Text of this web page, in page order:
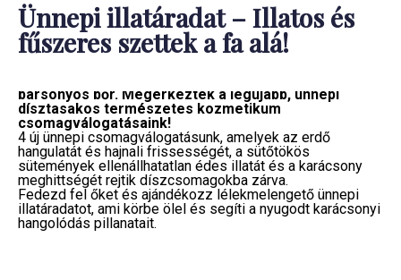
Ünnepi illatáradat – Illatos és
fűszeres szettek a fa alá!
bársonyos bőr. Megérkeztek a legújabb, ünnepi
dísztasakos természetes kozmetikum
csomagválogatásaink!
4 új ünnepi csomagválogatásunk, amelyek az erdő
hangulatát és hajnali frissességét, a sütőtökös
sütemények ellenállhatatlan édes illatát és a karácsony
meghittségét rejtik díszcsomagokba zárva.
Fedezd fel őket és ajándékozz lélekmelengető ünnepi
illatáradatot, ami körbe ölel és segíti a nyugodt karácsonyi
hangolódás pillanatait.